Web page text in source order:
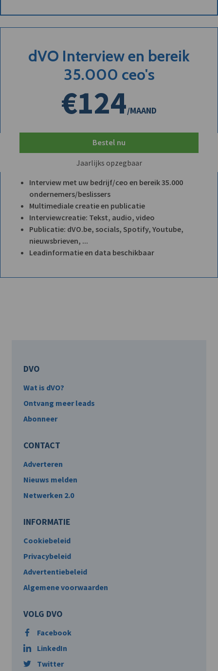
dVO Interview en bereik
35.000 ceo's
€124/MAAND
Bestel nu
Jaarlijks opzegbaar
Interview met uw bedrijf/ceo en bereik 35.000
ondernemers/beslissers
Multimediale creatie en publicatie
Interviewcreatie: Tekst, audio, video
Publicatie: dVO.be, socials, Spotify, Youtube,
nieuwsbrieven, ...
Leadinformatie en data beschikbaar
DVO
Wat is dVO?
Ontvang meer leads
Abonneer
CONTACT
Adverteren
Nieuws melden
Netwerken 2.0
INFORMATIE
Cookiebeleid
Privacybeleid
Advertentiebeleid
Algemene voorwaarden
VOLG DVO
Facebook
LinkedIn
Twitter